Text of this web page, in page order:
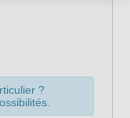
?